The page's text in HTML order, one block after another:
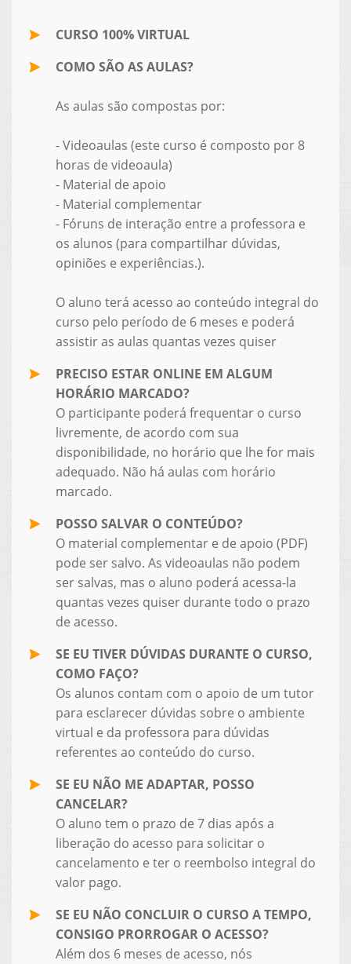
CURSO 100% VIRTUAL
COMO SÃO AS AULAS?
As aulas são compostas por:
- Videoaulas (este curso é composto por 8
horas de videoaula)
- Material de apoio
- Material complementar
- Fóruns de interação entre a professora e
os alunos (para compartilhar dúvidas,
opiniões e experiências.).
O aluno terá acesso ao conteúdo integral do
curso pelo período de 6 meses e poderá
assistir as aulas quantas vezes quiser
PRECISO ESTAR ONLINE EM ALGUM
HORÁRIO MARCADO?
O participante poderá frequentar o curso
livremente, de acordo com sua
disponibilidade, no horário que lhe for mais
adequado. Não há aulas com horário
marcado.
POSSO SALVAR O CONTEÚDO?
O material complementar e de apoio (PDF)
pode ser salvo. As videoaulas não podem
ser salvas, mas o aluno poderá acessa-la
quantas vezes quiser durante todo o prazo
de acesso.
SE EU TIVER DÚVIDAS DURANTE O CURSO,
COMO FAÇO?
Os alunos contam com o apoio de um tutor
para esclarecer dúvidas sobre o ambiente
virtual e da professora para dúvidas
referentes ao conteúdo do curso.
SE EU NÃO ME ADAPTAR, POSSO
CANCELAR?
O aluno tem o prazo de 7 dias após a
liberação do acesso para solicitar o
cancelamento e ter o reembolso integral do
valor pago.
SE EU NÃO CONCLUIR O CURSO A TEMPO,
CONSIGO PRORROGAR O ACESSO?
Além dos 6 meses de acesso, nós